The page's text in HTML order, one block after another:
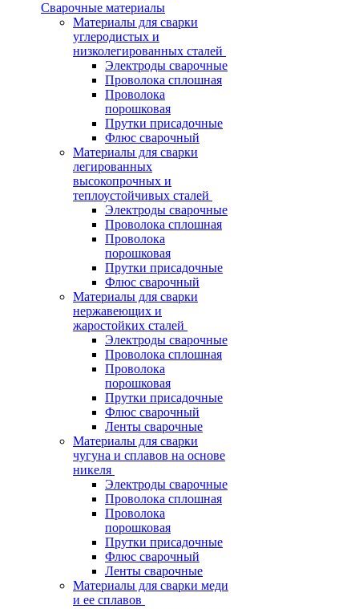
Сварочные материалы
Материалы для сварки
углеродистых и
низколегированных сталей
Электроды сварочные
Проволока сплошная
Проволока
порошковая
Прутки присадочные
Флюс сварочный
Материалы для сварки
легированных
высокопрочных и
теплоустойчивых сталей
Электроды сварочные
Проволока сплошная
Проволока
порошковая
Прутки присадочные
Флюс сварочный
Материалы для сварки
нержавеющих и
жаростойких сталей
Электроды сварочные
Проволока сплошная
Проволока
порошковая
Прутки присадочные
Флюс сварочный
Ленты сварочные
Материалы для сварки
чугуна и сплавов на основе
никеля
Электроды сварочные
Проволока сплошная
Проволока
порошковая
Прутки присадочные
Флюс сварочный
Ленты сварочные
Материалы для сварки меди
и ее сплавов